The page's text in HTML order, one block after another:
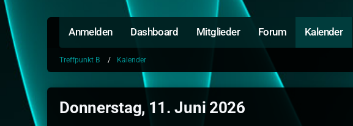
Anmelden Dashboard Mitglieder Forum Kalender
Treffpunkt B Kalender
Donnerstag, 11. Juni 2026